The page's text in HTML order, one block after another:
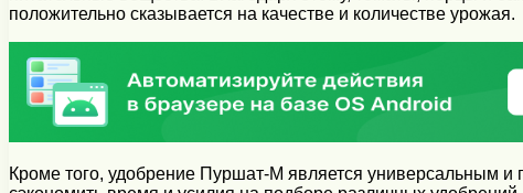
положительно сказывается на качестве и количестве урожая.
Кроме того, удобрение Пуршат-М является универсальным и